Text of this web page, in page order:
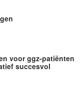
voor ggz-patiënten
succesvol